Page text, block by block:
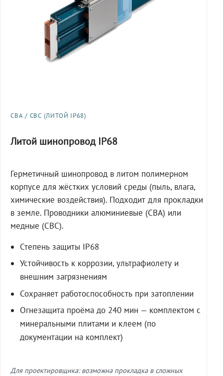
СВА / СВС (ЛИТОЙ IP68)
Литой шинопровод IP68
Герметичный шинопровод в литом полимерном
корпусе для жёстких условий среды (пыль, влага,
химические воздействия). Подходит для прокладки
в земле. Проводники алюминиевые (СВА) или
медные (СВС).
Степень защиты IP68
Устойчивость к коррозии, ультрафиолету и
внешним загрязнениям
Сохраняет работоспособность при затоплении
Огнезащита проёма до 240 мин — комплектом с
минеральными плитами и клеем (по
документации на комплект)
Для проектировщика: возможна прокладка в сложных